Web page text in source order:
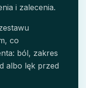
i zalecenia.
co
ból, zakres
albo lęk przed